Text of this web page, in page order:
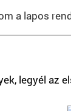
a lapos